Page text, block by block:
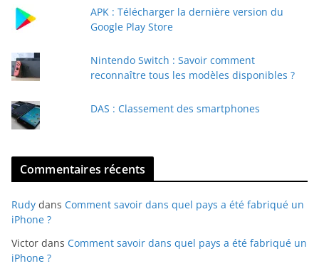
a
APK : Télécharger la dernière version du
Google Play Store
Nintendo Switch : Savoir comment
reconnaître tous les modèles disponibles ?
DAS : Classement des smartphones
Commentaires récents
Rudy dans Comment savoir dans quel pays a été fabriqué un
iPhone ?
Victor dans Comment savoir dans quel pays a été fabriqué un
iPhone ?